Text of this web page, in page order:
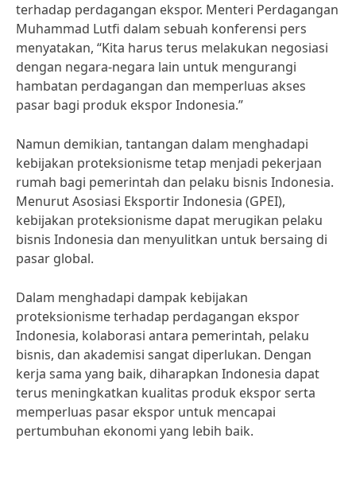
terhadap perdagangan ekspor. Menteri Perdagangan
Muhammad Lutfi dalam sebuah konferensi pers
menyatakan, “Kita harus terus melakukan negosiasi
dengan negara-negara lain untuk mengurangi
hambatan perdagangan dan memperluas akses
pasar bagi produk ekspor Indonesia.”
Namun demikian, tantangan dalam menghadapi
kebijakan proteksionisme tetap menjadi pekerjaan
rumah bagi pemerintah dan pelaku bisnis Indonesia.
Menurut Asosiasi Eksportir Indonesia (GPEI),
kebijakan proteksionisme dapat merugikan pelaku
bisnis Indonesia dan menyulitkan untuk bersaing di
pasar global.
Dalam menghadapi dampak kebijakan
proteksionisme terhadap perdagangan ekspor
Indonesia, kolaborasi antara pemerintah, pelaku
bisnis, dan akademisi sangat diperlukan. Dengan
kerja sama yang baik, diharapkan Indonesia dapat
terus meningkatkan kualitas produk ekspor serta
memperluas pasar ekspor untuk mencapai
pertumbuhan ekonomi yang lebih baik.